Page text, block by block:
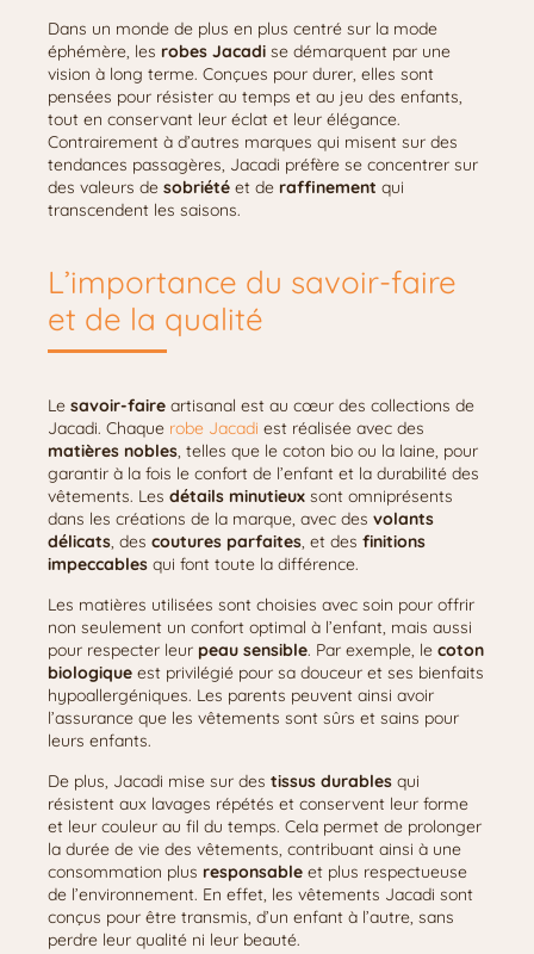
Dans un monde de plus en plus centré sur la mode
éphémère, les robes Jacadi se démarquent par une
vision à long terme. Conçues pour durer, elles sont
pensées pour résister au temps et au jeu des enfants,
tout en conservant leur éclat et leur élégance.
Contrairement à d’autres marques qui misent sur des
tendances passagères, Jacadi préfère se concentrer sur
des valeurs de sobriété et de raffinement qui
transcendent les saisons.
L’importance du savoir-faire
et de la qualité
Le savoir-faire artisanal est au cœur des collections de
Jacadi. Chaque robe Jacadi est réalisée avec des
matières nobles, telles que le coton bio ou la laine, pour
garantir à la fois le confort de l’enfant et la durabilité des
vêtements. Les détails minutieux sont omniprésents
dans les créations de la marque, avec des volants
délicats, des coutures parfaites, et des finitions
impeccables qui font toute la différence.
Les matières utilisées sont choisies avec soin pour offrir
non seulement un confort optimal à l’enfant, mais aussi
pour respecter leur peau sensible. Par exemple, le coton
biologique est privilégié pour sa douceur et ses bienfaits
hypoallergéniques. Les parents peuvent ainsi avoir
l’assurance que les vêtements sont sûrs et sains pour
leurs enfants.
De plus, Jacadi mise sur des tissus durables qui
résistent aux lavages répétés et conservent leur forme
et leur couleur au fil du temps. Cela permet de prolonger
la durée de vie des vêtements, contribuant ainsi à une
consommation plus responsable et plus respectueuse
de l’environnement. En effet, les vêtements Jacadi sont
conçus pour être transmis, d’un enfant à l’autre, sans
perdre leur qualité ni leur beauté.